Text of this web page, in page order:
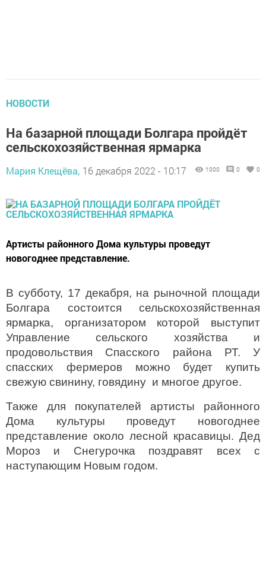
НОВОСТИ
На базарной площади Болгара пройдёт
сельскохозяйственная ярмарка
Мария Клещёва, 16 декабря 2022 - 10:17 1000 0 0
Артисты районного Дома культуры проведут
новогоднее представление.
В субботу, 17 декабря, на рыночной площади
Болгара состоится сельскохозяйственная
ярмарка, организатором которой выступит
Управление сельского хозяйства и
продовольствия Спасского района РТ. У
спасских фермеров можно будет купить
свежую свинину, говядину и многое другое.
Также для покупателей артисты районного
Дома культуры проведут новогоднее
представление около лесной красавицы. Дед
Мороз и Снегурочка поздравят всех с
наступающим Новым годом.